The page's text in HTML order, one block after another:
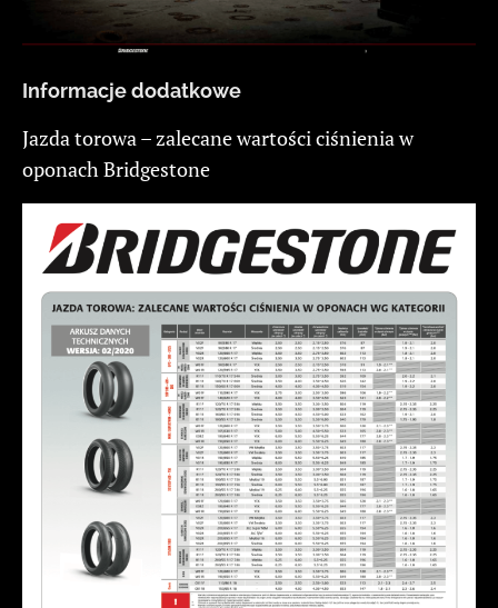
Informacje dodatkowe
Jazda torowa – zalecane wartości ciśnienia w
oponach Bridgestone